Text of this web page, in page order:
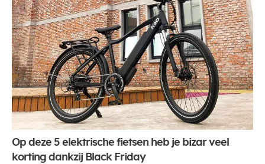
Op deze 5 elektrische fietsen heb je bizar veel
korting dankzij Black Friday